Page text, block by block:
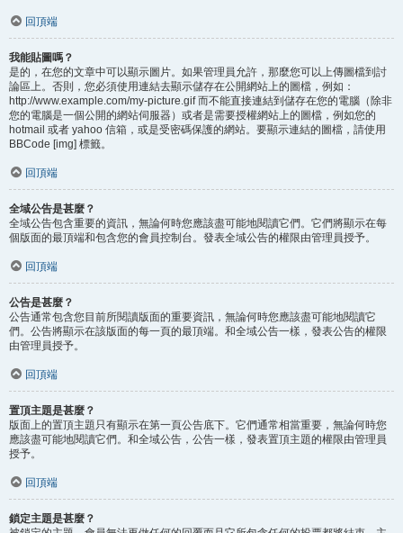
回頂端
我能貼圖嗎？
是的，在您的文章中可以顯示圖片。如果管理員允許，那麼您可以上傳圖檔到討
論區上。否則，您必須使用連結去顯示儲存在公開網站上的圖檔，例如：
http://www.example.com/my-picture.gif 而不能直接連結到儲存在您的電腦（除非
您的電腦是一個公開的網站伺服器）或者是需要授權網站上的圖檔，例如您的
hotmail 或者 yahoo 信箱，或是受密碼保護的網站。要顯示連結的圖檔，請使用
BBCode [img] 標籤。
回頂端
全域公告是甚麼？
全域公告包含重要的資訊，無論何時您應該盡可能地閱讀它們。它們將顯示在每
個版面的最頂端和包含您的會員控制台。發表全域公告的權限由管理員授予。
回頂端
公告是甚麼？
公告通常包含您目前所閱讀版面的重要資訊，無論何時您應該盡可能地閱讀它
們。公告將顯示在該版面的每一頁的最頂端。和全域公告一樣，發表公告的權限
由管理員授予。
回頂端
置頂主題是甚麼？
版面上的置頂主題只有顯示在第一頁公告底下。它們通常相當重要，無論何時您
應該盡可能地閱讀它們。和全域公告，公告一樣，發表置頂主題的權限由管理員
授予。
回頂端
鎖定主題是甚麼？